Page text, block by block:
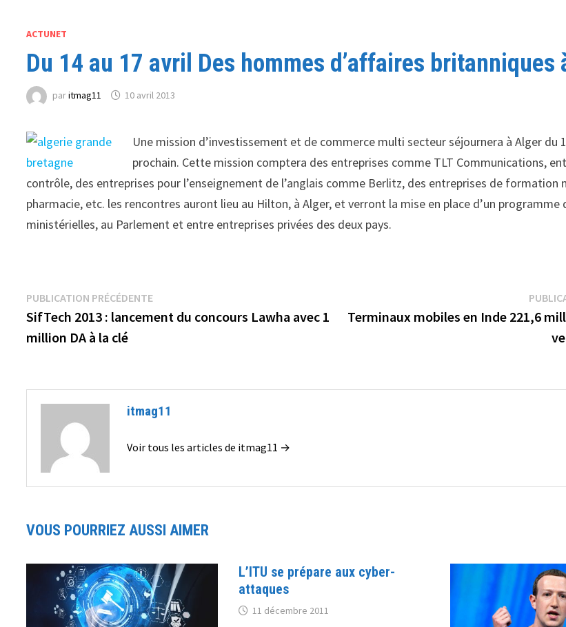
ACTUNET
Du 14 au 17 avril Des hommes d’affaires britanniques
paritmag11 10 avril 2013
Une mission d’investissement et de commerce multi secteur séjournera à Alger du
prochain. Cette mission comptera des entreprises comme TLT Communications,
contrôle, des entreprises pour l’enseignement de l’anglais comme Berlitz, des entreprises de formation
pharmacie, etc. les rencontres auront lieu au Hilton, à Alger, et verront la mise en place d’un programme
ministérielles, au Parlement et entre entreprises privées des deux pays.
Navigation
de
PUBLICATION PRÉCÉDENTEPublication
précédente :
SifTech 2013 : lancement du concours Lawha avec 1
million DA à la clé
Terminaux mobiles en Inde 221,6
itmag11
Voir tous les articles de itmag11 →
VOUS POURRIEZ AUSSI AIMER
L’ITU se prépare aux cyber-
attaques
11 décembre 2011